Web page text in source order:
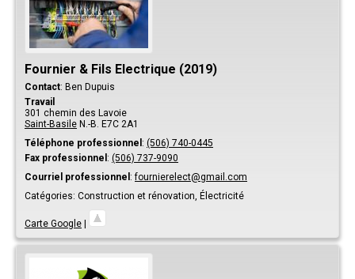
Fournier & Fils Electrique (2019)
Contact: Ben Dupuis
Travail
301 chemin des Lavoie
Saint-Basile N.-B. E7C 2A1
Téléphone professionnel : (506) 740-0445
Fax professionnel : (506) 737-9090
Courriel professionnel : fournierelect@gmail.com
Catégories: Construction et rénovation, Électricité
Carte Google |